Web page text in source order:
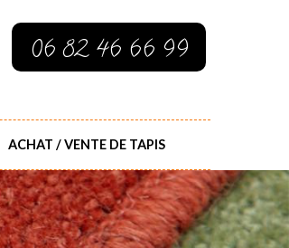
06 82 46 66 99
ACHAT / VENTE DE TAPIS